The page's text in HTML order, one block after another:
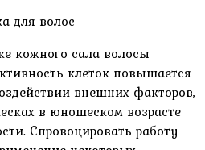
кожного сала волосы
клеток повышается
внешних факторов,
в юношеском возрасте
Спровоцировать работу